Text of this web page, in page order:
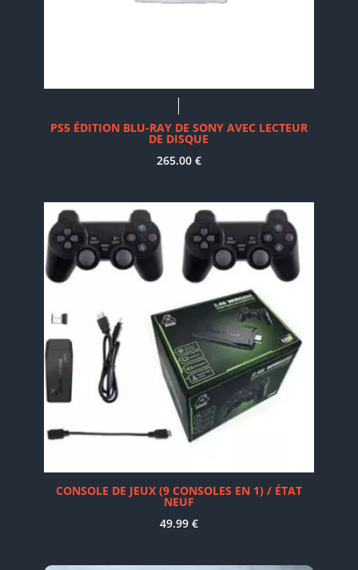
PS5 ÉDITION BLU-RAY DE SONY AVEC LECTEUR
DE DISQUE
265.00 €
CONSOLE DE JEUX (9 CONSOLES EN 1) / ÉTAT
NEUF
49.99 €